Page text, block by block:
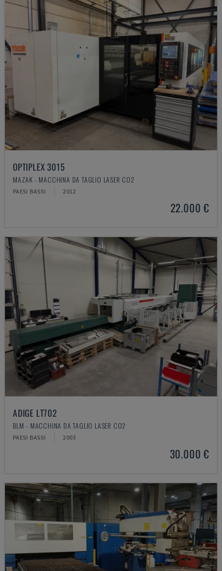
OPTIPLEX 3015
MAZAK - MACCHINA DA TAGLIO LASER CO2
PAESI BASSI 2012
22.000 €
ADIGE LT702
BLM - MACCHINA DA TAGLIO LASER CO2
PAESI BASSI 2003
30.000 €